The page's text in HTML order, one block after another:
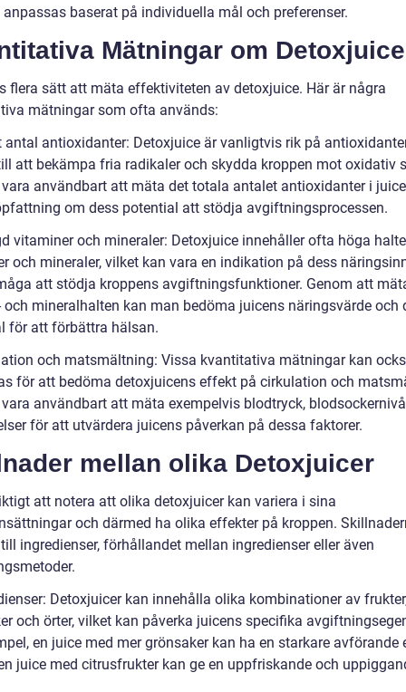
baserat på individuella mål och preferenser.
Mätningar om Detoxjuice
flera sätt att mäta effektiviteten av detoxjuice. Här är några
mätningar som ofta används:
antal antioxidanter: Detoxjuice är vanligtvis rik på
att bekämpa fria radikaler och skydda kroppen mot oxidativ
användbart att mäta det totala antalet antioxidanter i
om dess potential att stödja avgiftningsprocessen.
vitaminer och mineraler: Detoxjuice innehåller ofta höga
och mineraler, vilket kan vara en indikation på dess
att stödja kroppens avgiftningsfunktioner. Genom att
mineralhalten kan man bedöma juicens näringsvärde och
för att förbättra hälsan.
och matsmältning: Vissa kvantitativa mätningar kan
för att bedöma detoxjuicens effekt på cirkulation och
användbart att mäta exempelvis blodtryck,
för att utvärdera juicens påverkan på dessa faktorer.
mellan olika Detoxjuicer
att notera att olika detoxjuicer kan variera i sina
och därmed ha olika effekter på kroppen.
ingredienser, förhållandet mellan ingredienser eller även
Detoxjuicer kan innehålla olika kombinationer av
och örter, vilket kan påverka juicens specifika
en juice med mer grönsaker kan ha en starkare avförande
juice med citrusfrukter kan ge en uppfriskande och